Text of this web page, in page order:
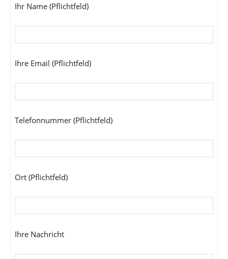
Ihr Name (Pflichtfeld)
Ihre Email (Pflichtfeld)
Telefonnummer (Pflichtfeld)
Ort (Pflichtfeld)
Ihre Nachricht